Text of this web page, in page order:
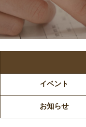
イベント
お知らせ